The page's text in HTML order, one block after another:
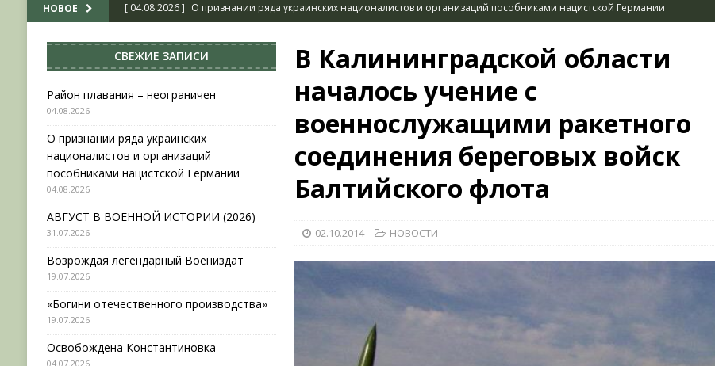
НОВОЕ [ 04.08.2026 ] О признании ряда украинских националистов и организаций пособниками нацистской Германии
[ 31.07.2026 ] АВГУСТ В ВОЕННОЙ ИСТОРИИ (2026)
ВОЕННО-ИСТОРИЧЕСКИЙ ЖУРНАЛ
Возрождая легендарный Воениздат
НОВОСТИ
[ 04.08.2026 ] Район плавания – неограничен КРАСНАЯ ЗВЕЗДА
В Калининградской области
началось учение с
военнослужащими ракетного
соединения береговых войск
Балтийского флота
02.10.2014 НОВОСТИ
СВЕЖИЕ ЗАПИСИ
Район плавания – неограничен
04.08.2026
О признании ряда украинских
националистов и организаций
пособниками нацистской Германии
04.08.2026
АВГУСТ В ВОЕННОЙ ИСТОРИИ (2026)
31.07.2026
Возрождая легендарный Воениздат
19.07.2026
«Богини отечественного производства»
19.07.2026
Освобождена Константиновка
04.07.2026